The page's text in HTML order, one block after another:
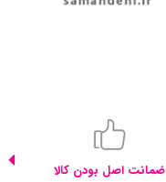
ضمانت اصل بودن کالا